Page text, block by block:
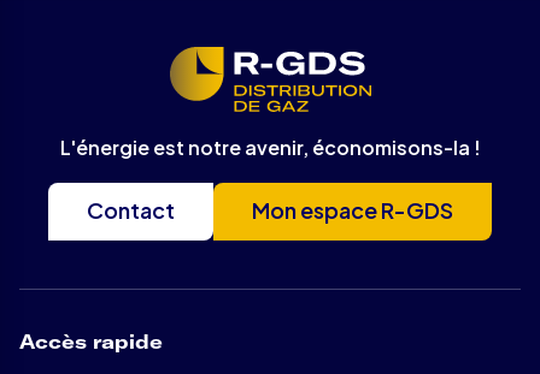
L'énergie est notre avenir, économisons-la !
Contact Mon espace R-GDS
Accès rapide